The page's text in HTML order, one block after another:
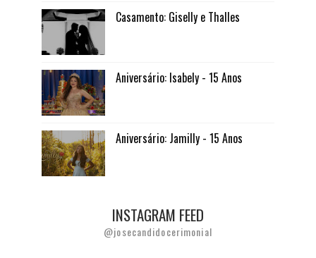
Casamento: Giselly e Thalles
Aniversário: Isabely - 15 Anos
Aniversário: Jamilly - 15 Anos
INSTAGRAM FEED
@josecandidocerimonial